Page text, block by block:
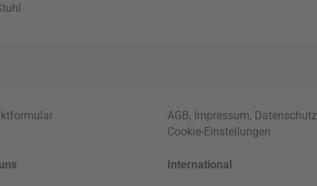
AGB, Impressum, Datenschutz
Cookie-Einstellungen
International